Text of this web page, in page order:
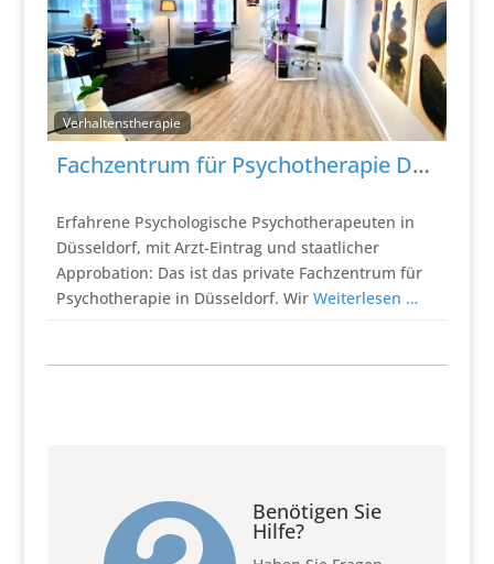
Verhaltenstherapie
Fachzentrum für Psychotherapie Düsseldorf – Vertragspraxis der Bundeswehr
Erfahrene Psychologische Psychotherapeuten in
Düsseldorf, mit Arzt-Eintrag und staatlicher
Approbation: Das ist das private Fachzentrum für
Psychotherapie in Düsseldorf. Wir Weiterlesen …
Benötigen Sie
Hilfe?